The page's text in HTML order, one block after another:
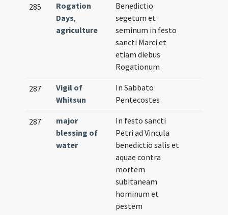
285
Rogation
Days,
agriculture
Benedictio
segetum et
seminum in festo
sancti Marci et
etiam diebus
Rogationum
287
Vigil of
Whitsun
In Sabbato
Pentecostes
287
major
blessing of
water
In festo sancti
Petri ad Vincula
benedictio salis et
aquae contra
mortem
subitaneam
hominum et
pestem